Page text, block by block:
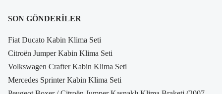
SON GÖNDERILER
Fiat Ducato Kabin Klima Seti
Citroën Jumper Kabin Klima Seti
Volkswagen Crafter Kabin Klima Seti
Mercedes Sprinter Kabin Klima Seti